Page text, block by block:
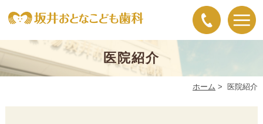
医院紹介
ホーム > 医院紹介